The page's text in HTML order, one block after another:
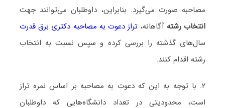
مصاحبه صورت می‌گیرد. بنابراین، داوطلبان می‌توانند جهت
انتخاب رشته آگاهانه، تراز دعوت به مصاحبه دکتری برق قدرت
سال‌های گذشته را بررسی کرده و سپس نسبت به انتخاب
رشته اقدام کنند.
۲. با توجه به این که دعوت به مصاحبه بر اساس نمره تراز
است، محدودیتی در تعداد دانشگاه‌هایی که داوطلبان